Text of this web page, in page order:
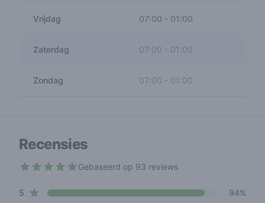
Vrijdag 07:00 - 01:00
Zaterdag 07:00 01:00
Zondag 07:00 - 01:00
Recensies
Gebaseerd op 93 reviews
Review data
5 star reviews
94%